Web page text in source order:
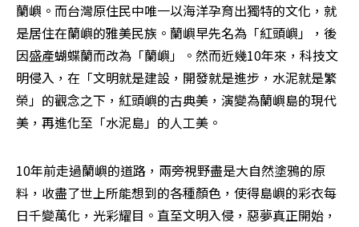
蘭嶼。而台灣原住民中唯一以海洋孕育出獨特的文化，就
是居住在蘭嶼的雅美民族。蘭嶼早先名為「紅頭嶼」，後
因盛產蝴蝶蘭而改為「蘭嶼」。然而近幾10年來，科技文
明侵入，在「文明就是建設，開發就是進步，水泥就是繁
榮」的觀念之下，紅頭嶼的古典美，演變為蘭嶼島的現代
美，再進化至「水泥島」的人工美。
10年前走過蘭嶼的道路，兩旁視野盡是大自然塗鴉的原
料，收盡了世上所能想到的各種顏色，使得島嶼的彩衣每
日千變萬化，光彩耀目。直至文明入侵，惡夢真正開始，